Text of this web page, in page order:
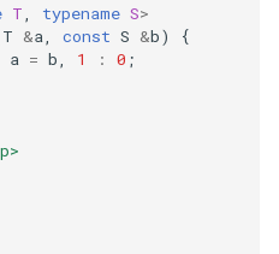
T, typename S>
T &a, const S &b)
{
a = b, 1 : 0 ;